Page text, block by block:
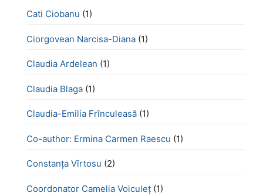
Cati Ciobanu (1)
Ciorgovean Narcisa-Diana (1)
Claudia Ardelean (1)
Claudia Blaga (1)
Claudia-Emilia Frînculeasă (1)
Co-author: Ermina Carmen Raescu (1)
Constanța Vîrtosu (2)
Coordonator Camelia Voiculeț (1)